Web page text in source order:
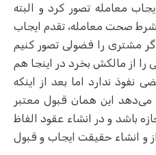
معامله تصور کرد و البته
صحت معامله، تقدم ایجاب
مشتری را فضولی تصور کنیم
از مالکش بخرد در اینجا هم
نفوذ ندارد اما بعد از اینکه
این همان قبول معتبر
باشد و در انشاء عقود الفاظ
و انشاء حقیقت ایجاب و قبول